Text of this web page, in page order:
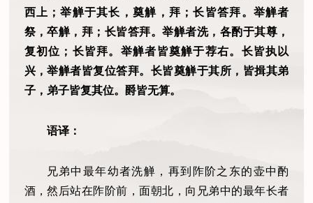
西上；举觯于其长，奠觯，拜；长皆答拜。举觯者
祭，卒觯，拜；长皆答拜。举觯者洗，各酌于其尊，
复初位；长皆拜。举觯者皆奠觯于荐右。长皆执以
兴，举觯者皆复位答拜。长皆奠觯于其所，皆揖其弟
子，弟子皆复其位。爵皆无算。
语译：
兄弟中最年幼者洗觯，再到阼阶之东的壶中酌
酒，然后站在阼阶前，面朝北，向兄弟中的最年长者